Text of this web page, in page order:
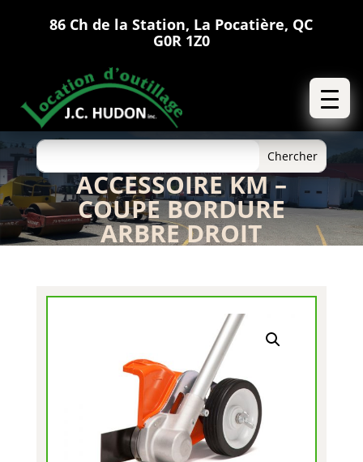
86 Ch de la Station, La Pocatière, QC
G0R 1Z0
ACCESSOIRE KM –
COUPE BORDURE
ARBRE DROIT